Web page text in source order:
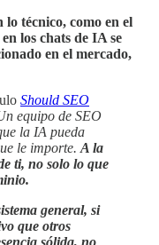
técnico, como en el
los chats de IA se
en el mercado,
Should SEO
equipo de SEO
la IA pueda
le importe. A la
ti, no solo lo que
general, si
que otros
sólida, no